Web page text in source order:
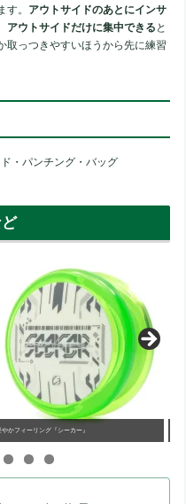
。 アウトサイドのあとにインサ
アウトサイドだけに集中できる と
取っつきやすいほうから先に練習
・パンチング・バッグ
中級者以上向け無段階カスタマイズ可能『ループ